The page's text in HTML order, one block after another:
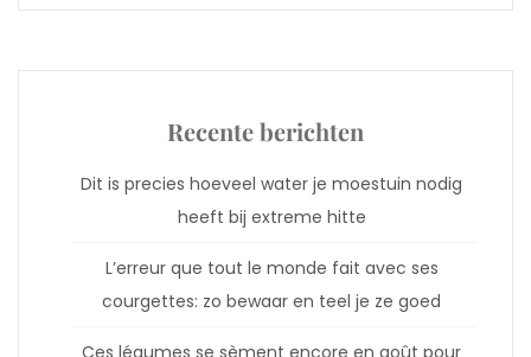
Recente berichten
Dit is precies hoeveel water je moestuin nodig
heeft bij extreme hitte
L’erreur que tout le monde fait avec ses
courgettes: zo bewaar en teel je ze goed